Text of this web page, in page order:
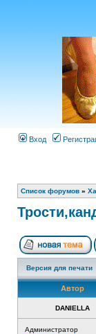
Вход
Список форумов »
Версия для печати
Автор
DANIELLA
Администратор